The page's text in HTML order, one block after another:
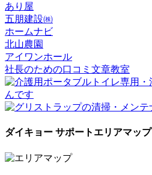
あり屋
五朋建設㈱
ホームナビ
北山農園
アイワンホール
社長のための口コミ文章教室
ダイキョー サポートエリアマップ